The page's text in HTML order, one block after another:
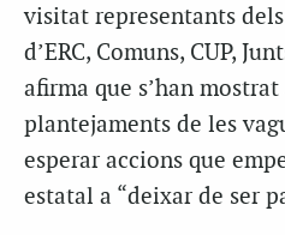
visitat representants
d’ERC, Comuns, CUP,
afirma que s’han
plantejaments de les
esperar accions que
estatal a “deixar de ser